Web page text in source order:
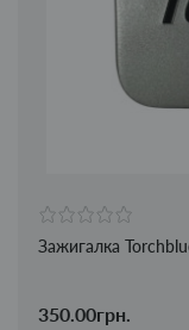
Зажигалка
350.00грн.